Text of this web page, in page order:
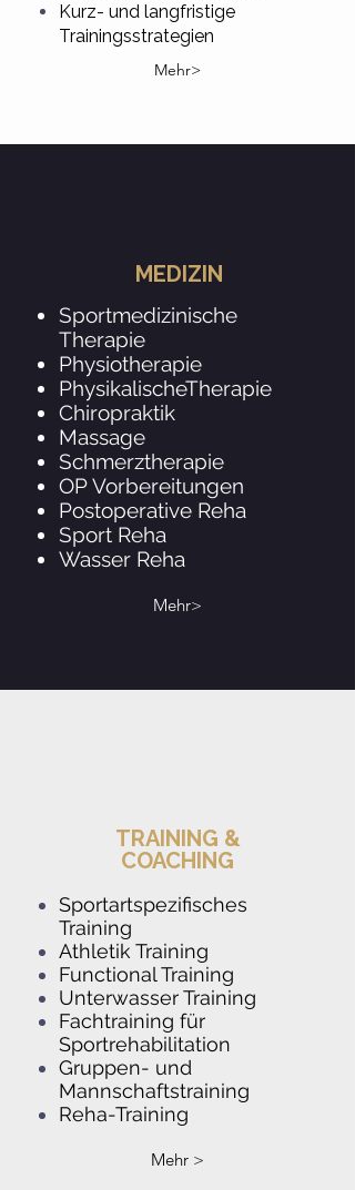
Kurz- und langfristige
Trainingsstrategien
Mehr>
MEDIZIN
Sportmedizinische
Therapie
Physiotherapie
PhysikalischeTherapie
Chiropraktik
Massage
Schmerztherapie
OP Vorbereitungen
Postoperative Reha
Sport Reha
Wasser Reha
Mehr>
TRAINING &
COACHING
Sportartspezifisches
Training
Athletik Training
Functional Training
Unterwasser Training
Fachtraining für
Sportrehabilitation
Gruppen- und
Mannschaftstraining
Reha-Training
Mehr >